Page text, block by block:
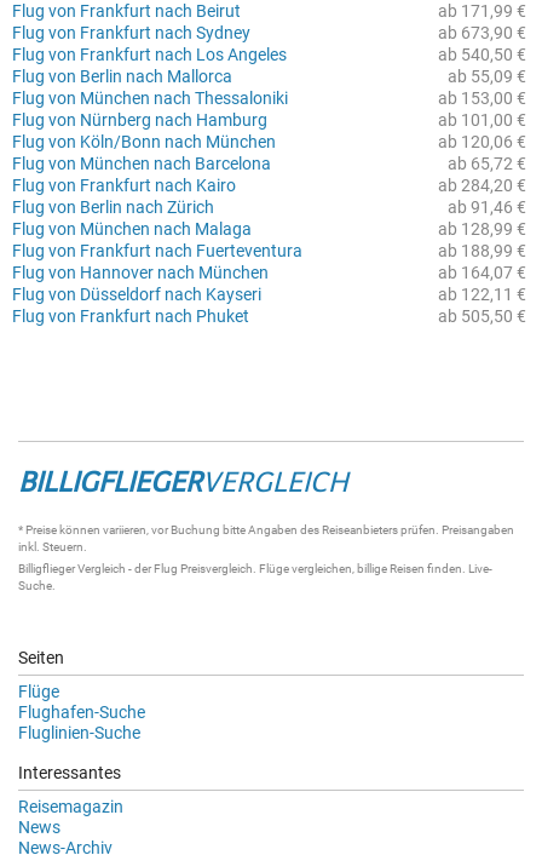
ab 171,99 €
Flug von Frankfurt nach Beirut
ab 673,90 €
Flug von Frankfurt nach Sydney
ab 540,50 €
Flug von Frankfurt nach Los Angeles
ab 55,09 €
Flug von Berlin nach Mallorca
ab 153,00 €
Flug von München nach Thessaloniki
ab 101,00 €
Flug von Nürnberg nach Hamburg
ab 120,06 €
Flug von Köln/Bonn nach München
ab 65,72 €
Flug von München nach Barcelona
ab 284,20 €
Flug von Frankfurt nach Kairo
ab 91,46 €
Flug von Berlin nach Zürich
ab 128,99 €
Flug von München nach Malaga
ab 188,99 €
Flug von Frankfurt nach Fuerteventura
ab 164,07 €
Flug von Hannover nach München
ab 122,11 €
Flug von Düsseldorf nach Kayseri
ab 505,50 €
Flug von Frankfurt nach Phuket
BILLIGFLIEGERVERGLEICH
* Preise können variieren, vor Buchung bitte Angaben des Reiseanbieters prüfen. Preisangaben
inkl. Steuern.
Billigflieger Vergleich - derFlug Preisvergleich Flüge vergleichen , billige Reisen finden. Live-
Suche
Seiten
Flüge
Flughafen-Suche
Fluglinien-Suche
Interessantes
Reisemagazin
News
News-Archiv